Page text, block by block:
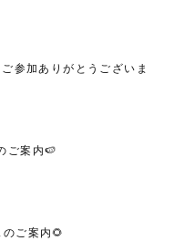
参加ありがとうございま
ご案内🍉
ご案内🌻